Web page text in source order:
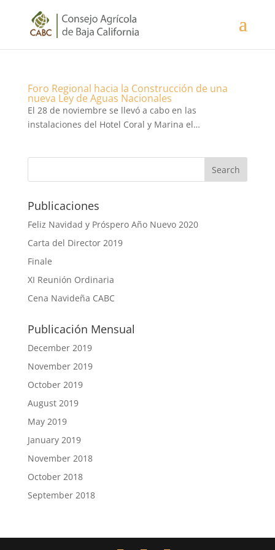
Foro Regional hacia la Construcción de una
nueva Ley de Aguas Nacionales
El 28 de noviembre se llevó a cabo en las
instalaciones del Hotel Coral y Marina el…
Publicaciones
Feliz Navidad y Próspero Año Nuevo 2020
Carta del Director 2019
Finale
XI Reunión Ordinaria
Cena Navideña CABC
Publicación Mensual
December 2019
November 2019
October 2019
August 2019
May 2019
January 2019
November 2018
October 2018
September 2018